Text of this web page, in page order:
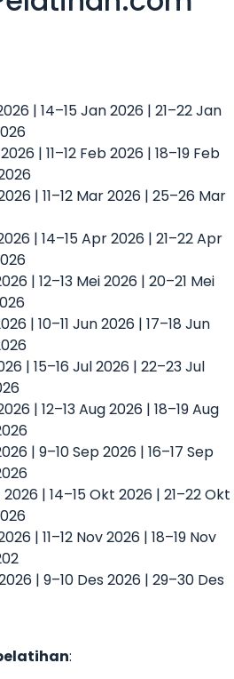
| 14–15 Jan 2026 | 21–22 Jan
| 11–12 Feb 2026 | 18–19 Feb
| 11–12 Mar 2026 | 25–26 Mar
| 14–15 Apr 2026 | 21–22 Apr
| 12–13 Mei 2026 | 20–21 Mei
| 10–11 Jun 2026 | 17–18 Jun
| 15–16 Jul 2026 | 22–23 Jul
| 12–13 Aug 2026 | 18–19 Aug
| 9–10 Sep 2026 | 16–17 Sep
| 14–15 Okt 2026 | 21–22 Okt
| 11–12 Nov 2026 | 18–19 Nov
| 9–10 Des 2026 | 29–30 Des
: